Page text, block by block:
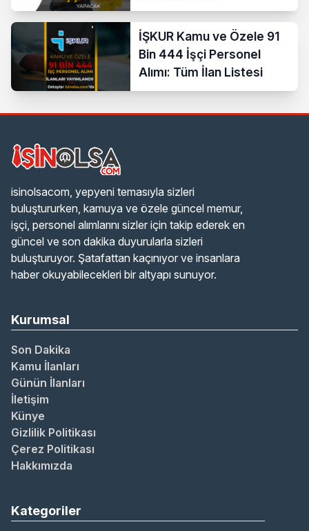
İŞKUR Kamu ve Özele 91
Bin 444 İşçi Personel
Alımı: Tüm İlan Listesi
isinolsacom, yepyeni temasıyla sizleri
buluştururken, kamuya ve özele güncel memur,
işçi, personel alımlarını sizler için takip ederek en
güncel ve son dakika duyurularla sizleri
buluşturuyor. Şatafattan kaçınıyor ve insanlara
haber okuyabilecekleri bir altyapı sunuyor.
Kurumsal
Son Dakika
Kamu İlanları
Günün İlanları
İletişim
Künye
Gizlilik Politikası
Çerez Politikası
Hakkımızda
Kategoriler